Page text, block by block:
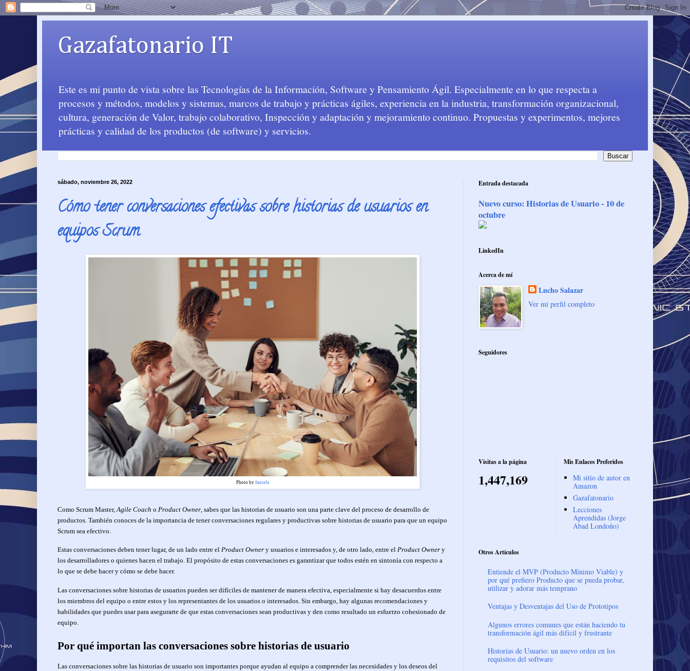
Gazafatonario IT
Este es mi punto de vista sobre las Tecnologías de la Información, Software y Pensamiento Ágil. Especialmente en lo que respecta a
procesos y métodos, modelos y sistemas, marcos de trabajo y prácticas ágiles, experiencia en la industria, transformación organizacional,
cultura, generación de Valor, trabajo colaborativo, Inspección y adaptación y mejoramiento continuo. Propuestas y experimentos, mejores
prácticas y calidad de los productos (de software) y servicios.
sábado, noviembre 26, 2022
Cómo tener conversaciones efectivas sobre historias de usuarios en
equipos Scrum
Photo by fauxels
Como Scrum Master, Agile Coach o Product Owner , sabes que las historias de usuario son una parte clave del proceso de desarrollo de
productos. También conoces de la importancia de tener conversaciones regulares y productivas sobre historias de usuario para que un equipo
Scrum sea efectivo.
Estas conversaciones deben tener lugar, de un lado entre el Product Owner y usuarios e interesados y, de otro lado, entre el Product Owner y
los desarrolladores o quienes hacen el trabajo. El propósito de estas conversaciones es garantizar que todos estén en sintonía con respecto a
lo que se debe hacer y cómo se debe hacer.
Las conversaciones sobre historias de usuarios pueden ser difíciles de mantener de manera efectiva, especialmente si hay desacuerdos entre
los miembros del equipo o entre estos y los representantes de los usuarios o interesados. Sin embargo, hay algunas recomendaciones y
habilidades que puedes usar para asegurarte de que estas conversaciones sean productivas y den como resultado un esfuerzo cohesionado de
equipo.
Por qué importan las conversaciones sobre historias de usuario
Las conversaciones sobre las historias de usuario son importantes porque ayudan al equipo a comprender las necesidades y los deseos del
Entrada destacada
Nuevo curso: Historias de Usuario - 10 de
octubre
LinkedIn
Acerca de mí
Lucho Salazar
Ver mi perfil completo
Seguidores
Visitas a la página
1,447,169
Mis Enlaces Preferidos
Mi sitio de autor en
Amazon
Gazafatonario
Lecciones
Aprendidas (Jorge
Abad Londoño)
Otros Artículos
Entiende el MVP (Producto Mínimo Viable) y
por qué prefiero Producto que se pueda probar,
utilizar y adorar más temprano
Ventajas y Desventajas del Uso de Prototipos
Algunos errores comunes que están haciendo tu
transformación ágil más difícil y frustrante
Historias de Usuario: un nuevo orden en los
requisitos del software